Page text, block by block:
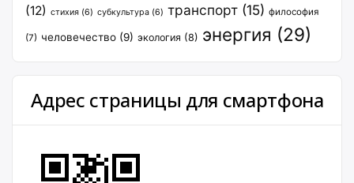
(12) стихия (6) субкультура (6) транспорт (15) философия
(7) человечество (9) экология (8) энергия (29)
Адрес страницы для смартфона